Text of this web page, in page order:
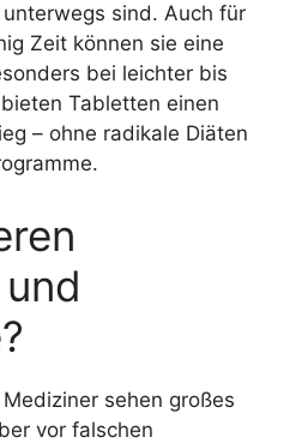
sind. Auch für
Zeit können sie eine
bei leichter bis
Tabletten einen
– ohne radikale Diäten
sehen großes
vor falschen